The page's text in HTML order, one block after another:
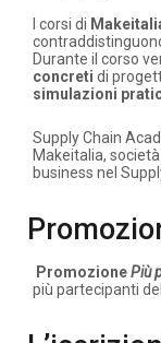
I corsi di
Durante il corso
concreti di
simulazioni
Supply Chain
Makeitalia,
business nel
PromozionePiù
più partecipanti